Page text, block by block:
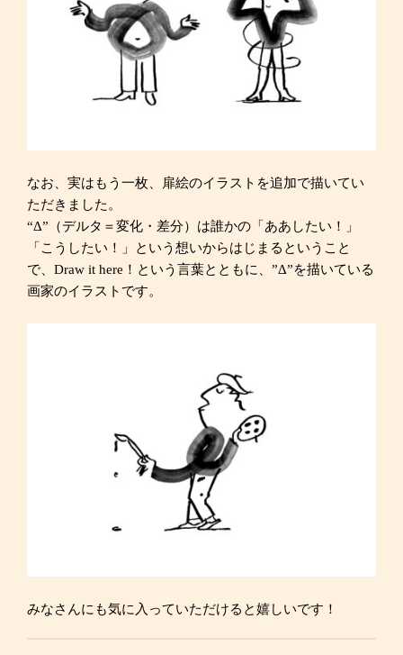
なお、実はもう一枚、扉絵のイラストを追加で描いてい
ただきました。
“Δ”（デルタ＝変化・差分）は誰かの「ああしたい！」
「こうしたい！」という想いからはじまるということ
で、Draw it here！という言葉とともに、”Δ”を描いている
画家のイラストです。
みなさんにも気に入っていただけると嬉しいです！